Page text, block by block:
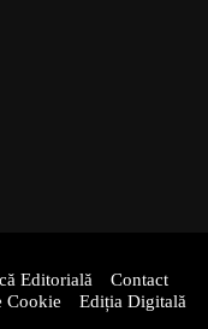
Editorială
Contact
Cookie Ediția Digitală